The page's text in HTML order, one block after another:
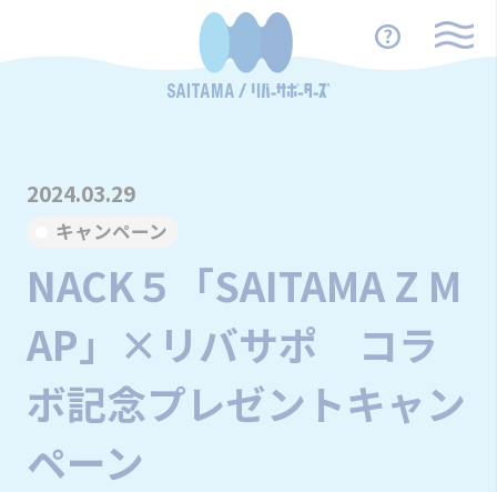
2024.03.29
キャンペーン
NACK５「SAITAMA Z M
AP」×リバサポ コラ
ボ記念プレゼントキャン
ペーン